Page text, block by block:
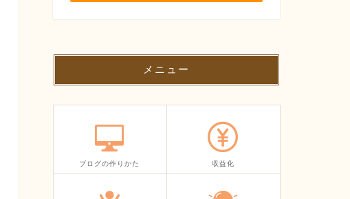
メニュー
ブログの作りかた 収益化